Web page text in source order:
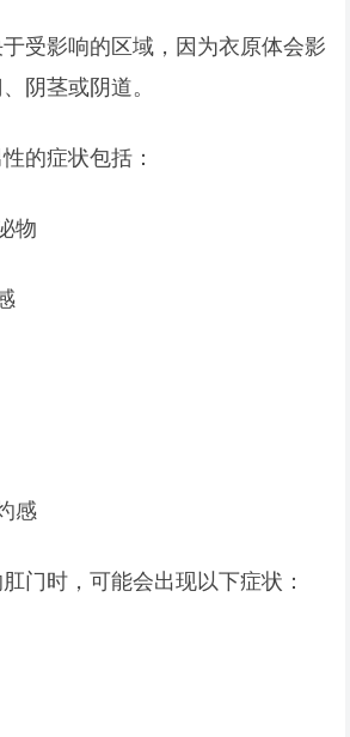
受影响的区域，因为衣原体会影
阴茎或阴道。
的症状包括：
物
感
门时，可能会出现以下症状：